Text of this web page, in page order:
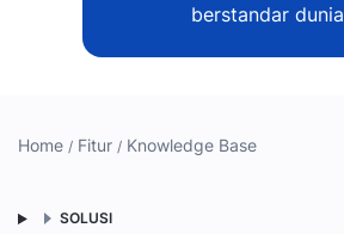
berstandar dunia
Home Fitur Knowledge Base
SOLUSI